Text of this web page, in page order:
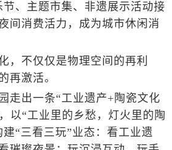
节、主题市集、非遗展示活动接
间消费活力，成为城市休闲消
不仅仅是物理空间的再利
再激活。
出一条“工业遗产+陶瓷文化
以“工业里的乡愁，灯火里的陶
“三看三玩”业态：看工业遗